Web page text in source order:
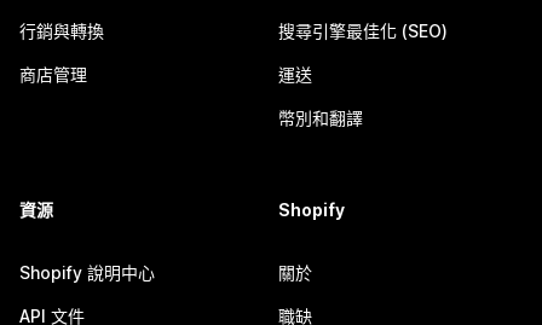
行銷與轉換
商店管理
搜尋引擎最佳化 (SEO)
運送
幣別和翻譯
資源
Shopify 說明中心
API 文件
Shopify
關於
職缺